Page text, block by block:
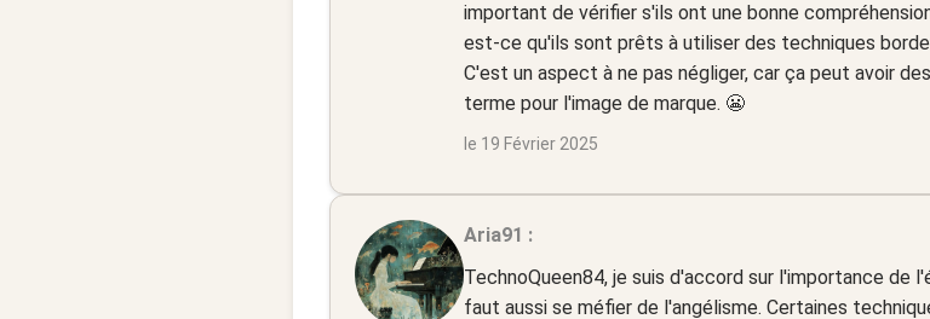
important de vérifier s'ils ont une bonne
est-ce qu'ils sont prêts à utiliser des techniques
C'est un aspect à ne pas négliger, car ça peut avoir
terme pour l'image de marque. 😬
le 19 Février 2025
Aria91 :
TechnoQueen84, je suis d'accord sur l'importance de
faut aussi se méfier de l'angélisme. Certaines